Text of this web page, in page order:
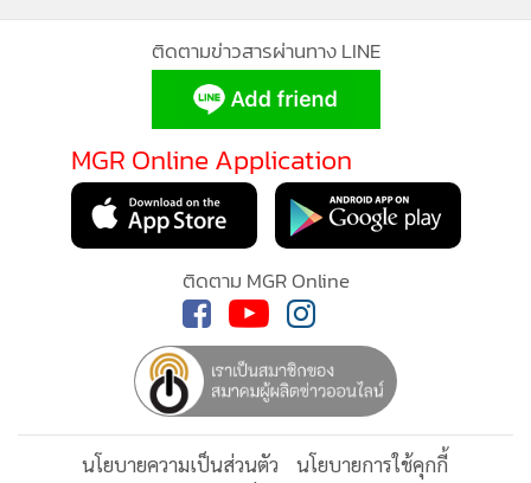
ติดตามข่าวสารผ่านทาง LINE
MGR Online Application
ติดตาม MGR Online
นโยบายความเป็นส่วนตัว
นโยบายการใช้คุกกี้